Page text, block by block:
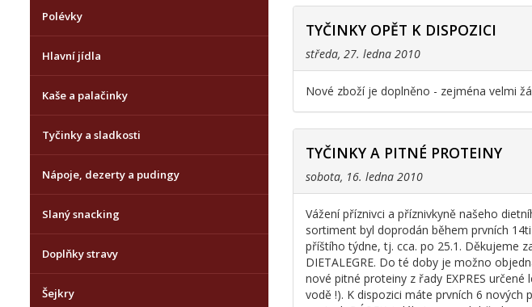
Polévky
Hlavní jídla
Kaše a palačinky
Tyčinky a sladkosti
Nápoje, dezerty a pudingy
Slaný snacking
Doplňky stravy
Šejkry
TYČINKY OPĚT K DISPOZICI
středa, 27. ledna 2010
Nové zboží je doplněno - zejména velmi
TYČINKY A PITNÉ PROTEINY
sobota, 16. ledna 2010
Vážení příznivci a příznivkyně našeho
sortiment byl doprodán během prvních
příštího týdne, tj. cca. po 25.1. Děkujeme
DIETALEGRE. Do té doby je možno
nové pitné proteiny z řady EXPRES
vodě !). K dispozici máte prvních 6 nových